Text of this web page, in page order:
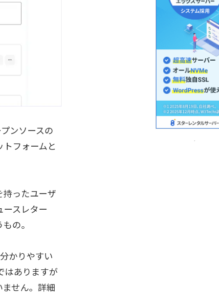
ンソースの
トフォームと
ったユーザ
スレター
の。
かりやすい
はありますが
せん。詳細